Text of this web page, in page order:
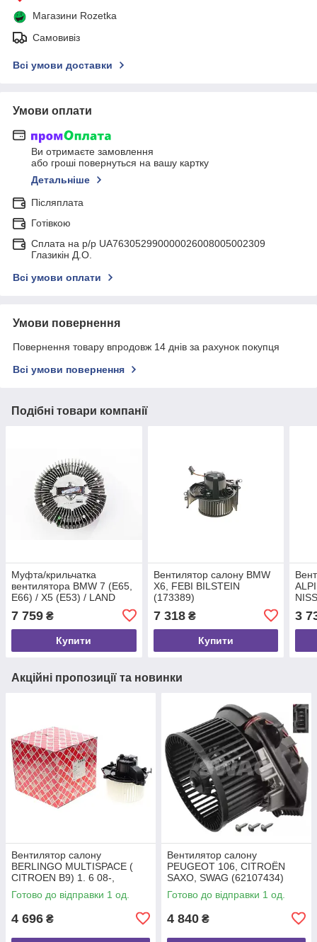
Магазини Rozetka
Самовивіз
Всі умови доставки
Умови оплати
Ви отримаєте замовлення
або гроші повернуться на вашу картку
Детальніше
Післяплата
Готівкою
Сплата на р/р UA763052990000026008005002309
Глазикін Д.О.
Всі умови оплати
Умови повернення
Повернення товару впродовж 14 днів за рахунок покупця
Всі умови повернення
Подібні товари компанії
Муфта/крильчатка
вентилятора BMW 7 (E65,
E66) / X5 (E53) / LAND
(LM), MAHLE/KNECHT
(CFC7
7 759 ₴
Купити
Вентилятор салону BMW
X6, FEBI BILSTEIN
(173389)
7 318₴
Купити
3
Акційні пропозиції та новинки
Вентилятор салону
BERLINGO MULTISPACE (
CITROEN B9) 1. 6 08-,
BERLINGO (B9) Electric…,
FEBI BILSTEIN (185297)
Готово до відправки 1 од.
4 696 ₴
Вентилятор салону
PEUGEOT 106, CITROËN
SAXO, SWAG (62107434)
Готово до відправки 1 од.
4 840 ₴